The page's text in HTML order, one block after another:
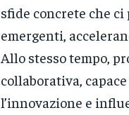
sfide concrete che
emergenti,
Allo stesso tempo,
collaborativa,
l’innovazione e